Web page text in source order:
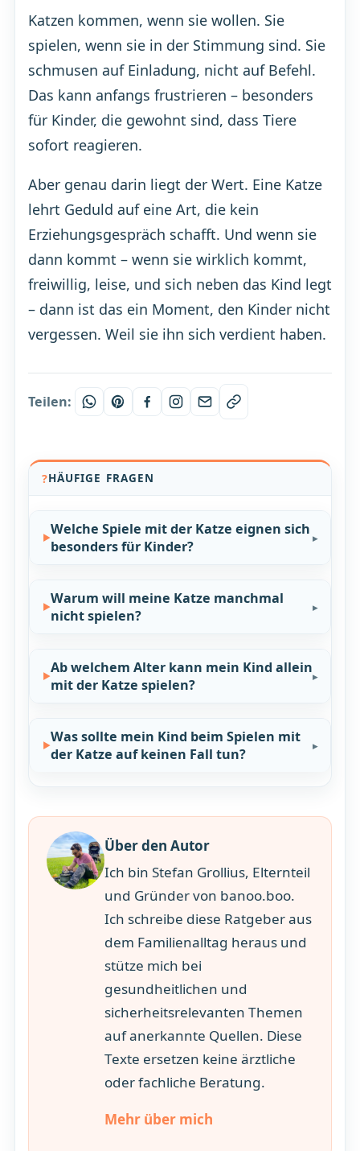
Katzen kommen, wenn sie wollen. Sie
spielen, wenn sie in der Stimmung sind. Sie
schmusen auf Einladung, nicht auf Befehl.
Das kann anfangs frustrieren – besonders
für Kinder, die gewohnt sind, dass Tiere
sofort reagieren.
Aber genau darin liegt der Wert. Eine Katze
lehrt Geduld auf eine Art, die kein
Erziehungsgespräch schafft. Und wenn sie
dann kommt – wenn sie wirklich kommt,
freiwillig, leise, und sich neben das Kind legt
– dann ist das ein Moment, den Kinder nicht
vergessen. Weil sie ihn sich verdient haben.
Teilen:
HÄUFIGE FRAGEN
Welche Spiele mit der Katze eignen sich
besonders für Kinder?
Warum will meine Katze manchmal
nicht spielen?
Ab welchem Alter kann mein Kind allein
mit der Katze spielen?
Was sollte mein Kind beim Spielen mit
der Katze auf keinen Fall tun?
Über den Autor
Ich bin Stefan Grollius, Elternteil
und Gründer von banoo.boo.
Ich schreibe diese Ratgeber aus
dem Familienalltag heraus und
stütze mich bei
gesundheitlichen und
sicherheitsrelevanten Themen
auf anerkannte Quellen. Diese
Texte ersetzen keine ärztliche
oder fachliche Beratung.
Mehr über mich